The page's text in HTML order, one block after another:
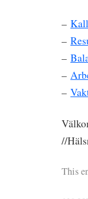
–
–
–
–
–
//
This